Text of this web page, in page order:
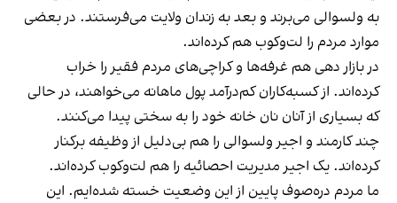
به ولسوالی می‌برند و بعد به زندان ولایت می‌فرستند. در بعضی
موارد مردم را لت‌وکوب هم کرده‌اند.
در بازار دهی هم غرفه‌ها و کراچی‌های مردم فقیر را خراب
کرده‌اند. از کسبه‌کاران کم‌درآمد پول ماهانه می‌خواهند، در حالی
که بسیاری از آنان نان خانه خود را به سختی پیدا می‌کنند.
چند کارمند و اجیر ولسوالی را هم بی‌دلیل از وظیفه برکنار
کرده‌اند. یک اجیر مدیریت احصائیه را هم لت‌وکوب کرده‌اند.
ما مردم دره‌صوف پایین از این وضعیت خسته شده‌ایم. این